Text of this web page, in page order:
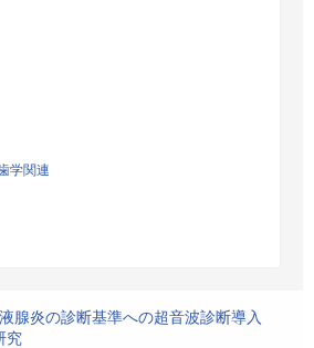
学関連
腺炎の診断基準への超音波診断導入
究